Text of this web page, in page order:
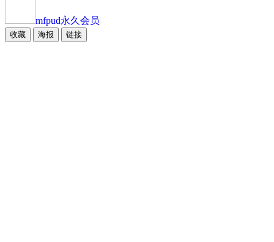
mfpud永久会员
收藏 海报 链接